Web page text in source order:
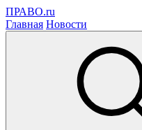
ПРАВО.ru
Главная Новости